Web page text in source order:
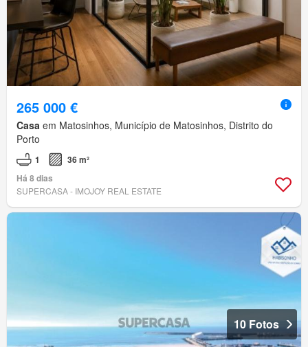
265 000 €
Casa em Matosinhos, Município de Matosinhos, Distrito do
Porto
1
36 m²
Há 8 dias
SUPERCASA - IMOJOY REAL ESTATE
10 Fotos